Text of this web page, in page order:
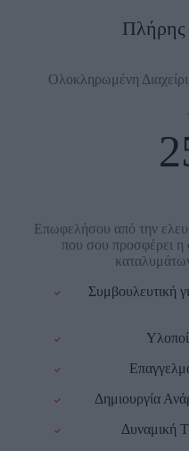
Πλήρης
Ολοκληρωμένη
Επωφελήσου από την
που σου προσφέρει η
Συμβουλευτική
Δημιουργία
Δυναμική